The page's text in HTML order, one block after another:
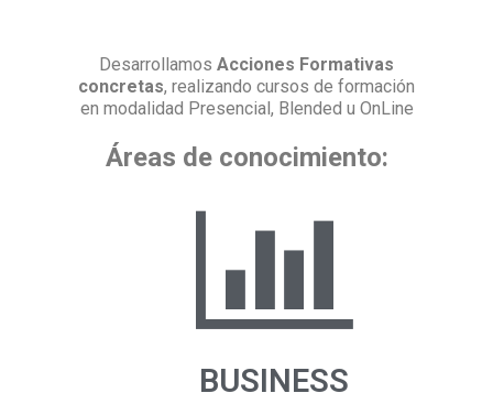
Desarrollamos Acciones Formativas
concretas, realizando cursos de formación
en modalidad Presencial, Blended u OnLine
Áreas de conocimiento:
BUSINESS